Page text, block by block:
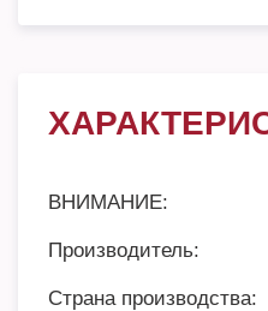
ВНИМАНИЕ:
Производитель:
Страна производства: